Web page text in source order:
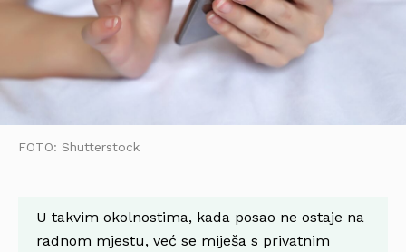
FOTO: Shutterstock
U takvim okolnostima, kada posao ne ostaje na
radnom mjestu, već se miješa s privatnim